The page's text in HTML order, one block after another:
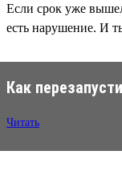
Если срок уже
есть нарушение. И
Как
Читать